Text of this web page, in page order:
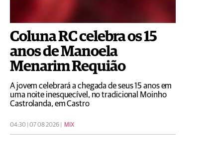
Coluna RC celebra os 15
anos de Manoela
Menarim Requião
A jovem celebrará a chegada de seus 15 anos em
uma noite inesquecível, no tradicional Moinho
Castrolanda, em Castro
04:30 | 07 08 2026 | MIX